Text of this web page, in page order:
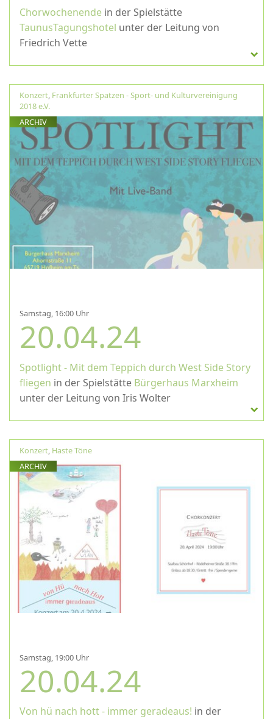
Chorwochenende in der Spielstätte
TaunusTagungshotel unter der Leitung von
Friedrich Vette
Konzert, Frankfurter Spatzen - Sport- und Kulturvereinigung
2018 e.V.
ARCHIV
Samstag, 16:00 Uhr
20.04.24
Spotlight - Mit dem Teppich durch West Side Story
fliegen in der Spielstätte Bürgerhaus Marxheim
unter der Leitung von Iris Wolter
Konzert, Haste Töne
ARCHIV
Samstag, 19:00 Uhr
20.04.24
Von hü nach hott - immer geradeaus! in der